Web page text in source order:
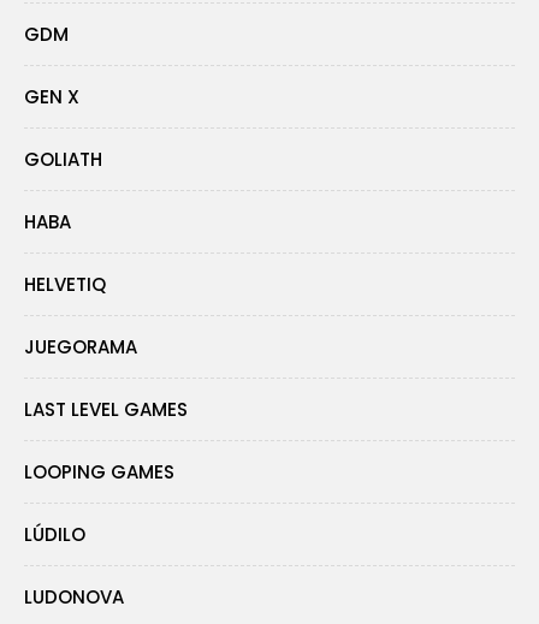
GDM
GEN X
GOLIATH
HABA
HELVETIQ
JUEGORAMA
LAST LEVEL GAMES
LOOPING GAMES
LÚDILO
LUDONOVA